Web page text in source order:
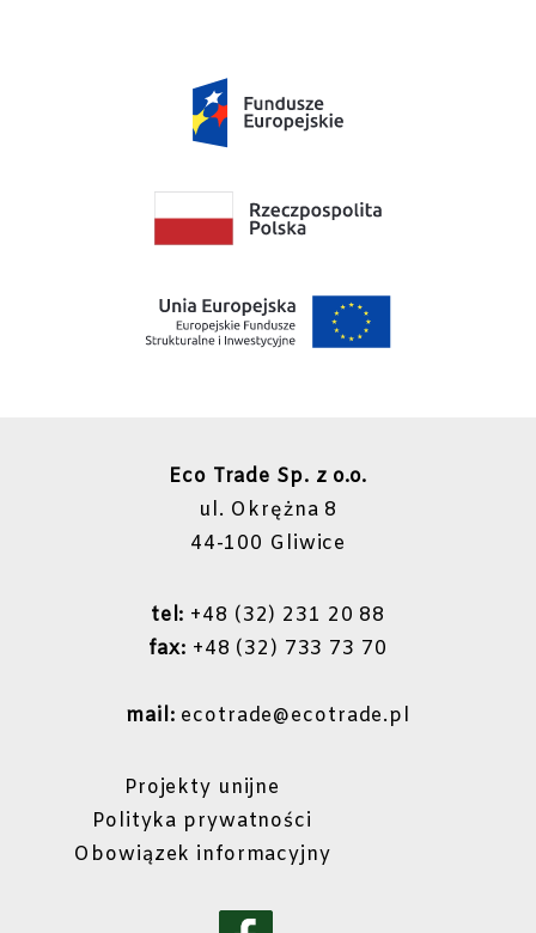
Eco Trade Sp. z o.o.
ul. Okrężna 8
44-100 Gliwice
tel: +48 (32) 231 20 88
fax: +48 (32) 733 73 70
mail: ecotrade@ecotrade.pl
Projekty unijne
Polityka prywatności
Obowiązek informacyjny